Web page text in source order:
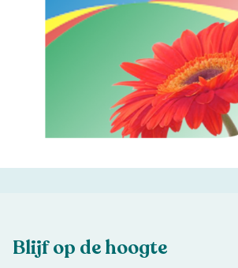
Blijf op de hoogte